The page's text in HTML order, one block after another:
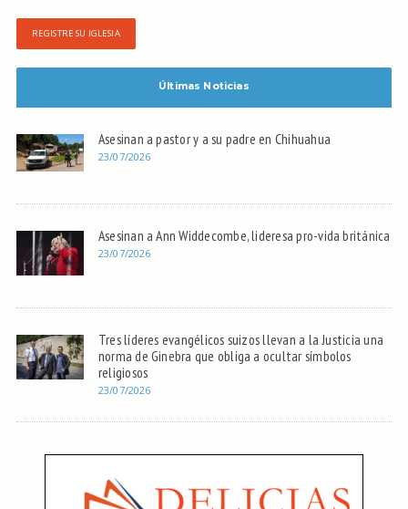
REGISTRE SU IGLESIA
Últimas Noticias
Asesinan a pastor y a su padre en Chihuahua
23/07/2026
Asesinan a Ann Widdecombe, lideresa pro-vida británica
23/07/2026
Tres líderes evangélicos suizos llevan a la Justicia una
norma de Ginebra que obliga a ocultar símbolos
religiosos
23/07/2026